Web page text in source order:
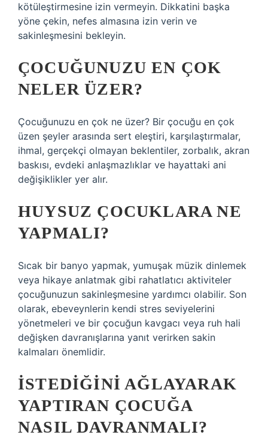
kötüleştirmesine izin vermeyin. Dikkatini başka
yöne çekin, nefes almasına izin verin ve
sakinleşmesini bekleyin.
ÇOCUĞUNUZU EN ÇOK
NELER ÜZER?
Çocuğunuzu en çok ne üzer? Bir çocuğu en çok
üzen şeyler arasında sert eleştiri, karşılaştırmalar,
ihmal, gerçekçi olmayan beklentiler, zorbalık, akran
baskısı, evdeki anlaşmazlıklar ve hayattaki ani
değişiklikler yer alır.
HUYSUZ ÇOCUKLARA NE
YAPMALI?
Sıcak bir banyo yapmak, yumuşak müzik dinlemek
veya hikaye anlatmak gibi rahatlatıcı aktiviteler
çocuğunuzun sakinleşmesine yardımcı olabilir. Son
olarak, ebeveynlerin kendi stres seviyelerini
yönetmeleri ve bir çocuğun kavgacı veya ruh hali
değişken davranışlarına yanıt verirken sakin
kalmaları önemlidir.
İSTEDIĞINI AĞLAYARAK
YAPTIRAN ÇOCUĞA
NASIL DAVRANMALI?